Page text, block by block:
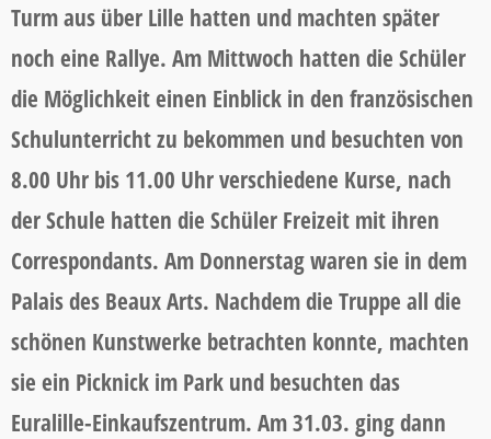
Turm aus über Lille hatten und machten später
noch eine Rallye. Am Mittwoch hatten die Schüler
die Möglichkeit einen Einblick in den französischen
Schulunterricht zu bekommen und besuchten von
8.00 Uhr bis 11.00 Uhr verschiedene Kurse, nach
der Schule hatten die Schüler Freizeit mit ihren
Correspondants. Am Donnerstag waren sie in dem
Palais des Beaux Arts. Nachdem die Truppe all die
schönen Kunstwerke betrachten konnte, machten
sie ein Picknick im Park und besuchten das
Euralille-Einkaufszentrum. Am 31.03. ging dann